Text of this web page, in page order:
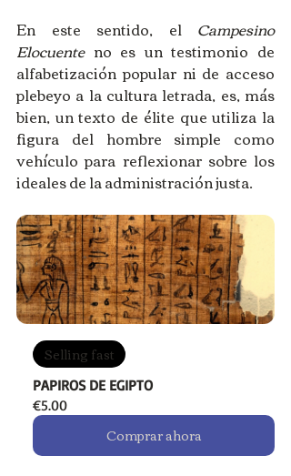
En este sentido, el Campesino
Elocuente no es un testimonio de
alfabetización popular ni de acceso
plebeyo a la cultura letrada, es, más
bien, un texto de élite que utiliza la
figura del hombre simple como
vehículo para reflexionar sobre los
ideales de la administración justa.
Selling fast
PAPIROS DE EGIPTO
€5.00
Comprar ahora